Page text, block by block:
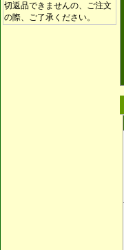
切返品できませんの、ご注文
の際、ご了承ください。